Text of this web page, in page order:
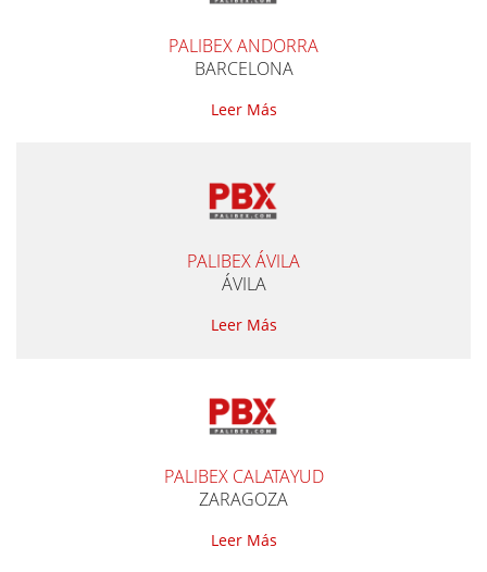
PALIBEX ANDORRA
BARCELONA
Leer Más
PALIBEX ÁVILA
ÁVILA
Leer Más
PALIBEX CALATAYUD
ZARAGOZA
Leer Más